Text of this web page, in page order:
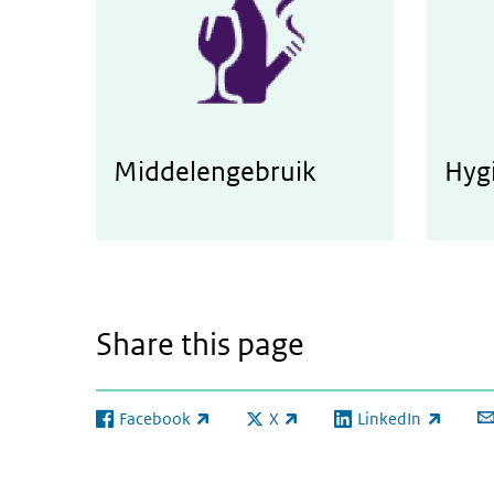
Werken aan de preventie van middelengebruik
Middelengebruik
Share this page
Facebook
(link is external) X
(link is external)LinkedIn
(link is external)